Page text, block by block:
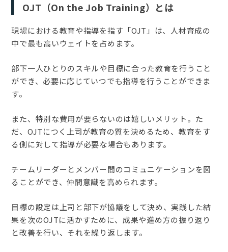
OJT（On the Job Training）とは
現場における教育や指導を指す「OJT」は、人材育成の
中で最も高いウェイトを占めます。
部下一人ひとりのスキルや目標に合った教育を行うこと
ができ、必要に応じていつでも指導を行うことができま
す。
また、特別な費用が要らないのは嬉しいメリット。た
だ、OJTにつく上司が教育の質を決めるため、教育をす
る側に対して指導が必要な場合もあります。
チームリーダーとメンバー間のコミュニケーションを図
ることができ、仲間意識を高められます。
目標の設定は上司と部下が協議をして決め、実践した結
果を次のOJTに活かすために、成果や進め方の振り返り
と改善を行い、それを繰り返します。